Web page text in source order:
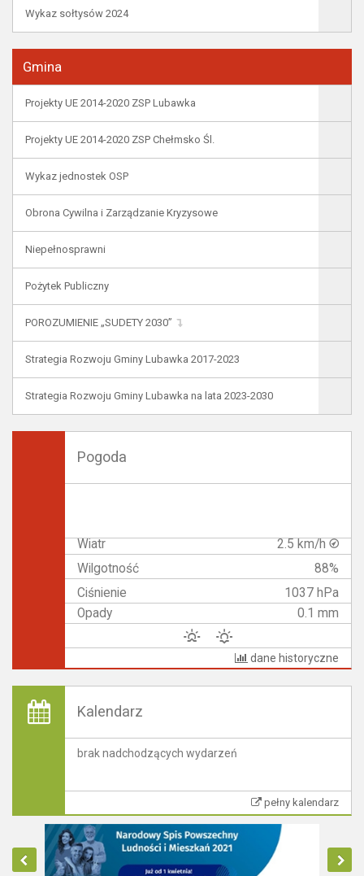
Wykaz sołtysów 2024
Gmina
Projekty UE 2014-2020 ZSP Lubawka
Projekty UE 2014-2020 ZSP Chełmsko Śl.
Wykaz jednostek OSP
Obrona Cywilna i Zarządzanie Kryzysowe
Niepełnosprawni
Pożytek Publiczny
POROZUMIENIE „SUDETY 2030”
Strategia Rozwoju Gminy Lubawka 2017-2023
Strategia Rozwoju Gminy Lubawka na lata 2023-2030
Pogoda
Wiatr
2.5 km/h
Wilgotność
88%
Ciśnienie
1037 hPa
Opady
0.1 mm
dane historyczne
Kalendarz
brak nadchodzących wydarzeń
pełny kalendarz